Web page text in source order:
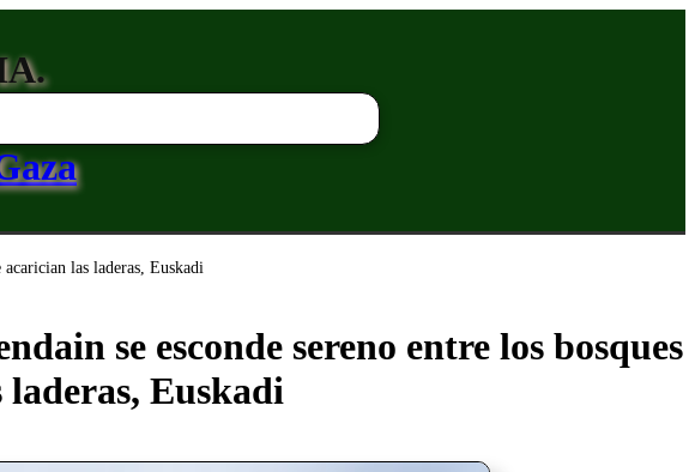
las laderas, Euskadi
se esconde sereno entre los bosques
laderas, Euskadi